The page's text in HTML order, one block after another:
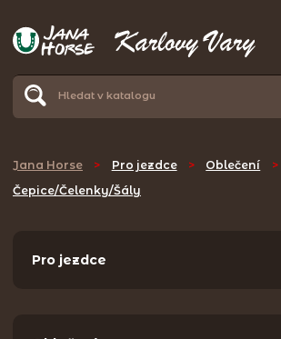
Jana Horse > Pro jezdce > Oblečení
>
Čepice/Čelenky/Šály
Pro jezdce